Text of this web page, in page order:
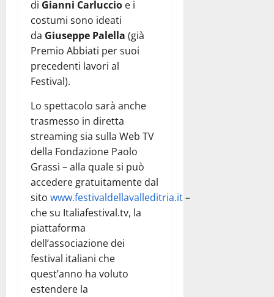
di Gianni Carluccio e i
costumi sono ideati
da Giuseppe Palella (già
Premio Abbiati per suoi
precedenti lavori al
Festival).
Lo spettacolo sarà anche
trasmesso in diretta
streaming sia sulla Web TV
della Fondazione Paolo
Grassi – alla quale si può
accedere gratuitamente dal
sito www.festivaldellavalleditria.it–
che su Italiafestival.tv, la
piattaforma
dell’associazione dei
festival italiani che
quest’anno ha voluto
estendere la